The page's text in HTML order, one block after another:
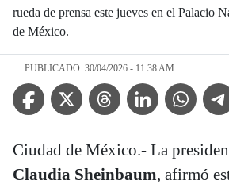
rueda de prensa este jueves en el Palacio
de México.
PUBLICADO: 30/04/2026 - 11:38 AM
Facebook IconTwitter IconThreads IconLinkedin Icon
WhatsApp
Ciudad de México.- La
Claudia Sheinbaum, afirmó